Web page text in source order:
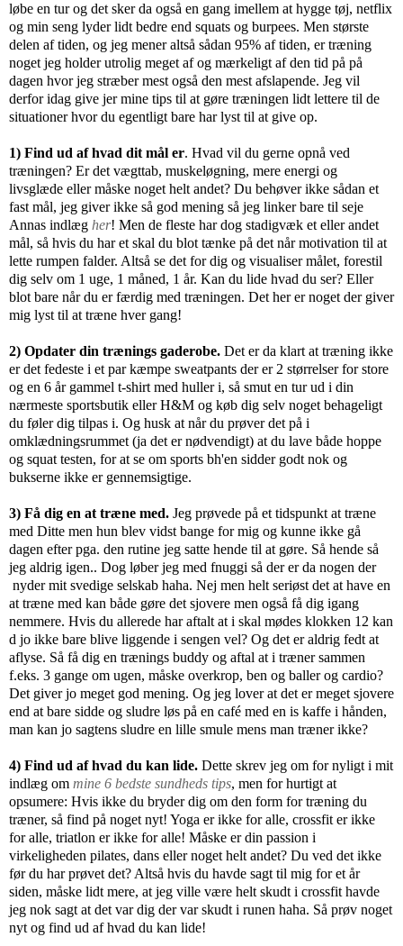
løbe en tur og det sker da også en gang imellem at hygge tøj, netflix
og min seng lyder lidt bedre end squats og burpees. Men største
delen af tiden, og jeg mener altså sådan 95% af tiden, er træning
noget jeg holder utrolig meget af og mærkeligt af den tid på på
dagen hvor jeg stræber mest også den mest afslapende. Jeg vil
derfor idag give jer mine tips til at gøre træningen lidt lettere til de
situationer hvor du egentligt bare har lyst til at give op.
1) Find ud af hvad dit mål er. Hvad vil du gerne opnå ved
træningen? Er det vægttab, muskeløgning, mere energi og
livsglæde eller måske noget helt andet? Du behøver ikke sådan et
fast mål, jeg giver ikke så god mening så jeg linker bare til seje
Annas indlæg her! Men de fleste har dog stadigvæk et eller andet
mål, så hvis du har et skal du blot tænke på det når motivation til at
lette rumpen falder. Altså se det for dig og visualiser målet, forestil
dig selv om 1 uge, 1 måned, 1 år. Kan du lide hvad du ser? Eller
blot bare når du er færdig med træningen. Det her er noget der giver
mig lyst til at træne hver gang!
2) Opdater din trænings gaderobe. Det er da klart at træning ikke
er det fedeste i et par kæmpe sweatpants der er 2 størrelser for store
og en 6 år gammel t-shirt med huller i, så smut en tur ud i din
nærmeste sportsbutik eller H&M og køb dig selv noget behageligt
du føler dig tilpas i. Og husk at når du prøver det på i
omklædningsrummet (ja det er nødvendigt) at du lave både hoppe
og squat testen, for at se om sports bh'en sidder godt nok og
bukserne ikke er gennemsigtige.
3) Få dig en at træne med. Jeg prøvede på et tidspunkt at træne
med Ditte men hun blev vidst bange for mig og kunne ikke gå
dagen efter pga. den rutine jeg satte hende til at gøre. Så hende så
jeg aldrig igen.. Dog løber jeg med fnuggi så der er da nogen der
nyder mit svedige selskab haha. Nej men helt seriøst det at have en
at træne med kan både gøre det sjovere men også få dig igang
nemmere. Hvis du allerede har aftalt at i skal mødes klokken 12 kan
d jo ikke bare blive liggende i sengen vel? Og det er aldrig fedt at
aflyse. Så få dig en trænings buddy og aftal at i træner sammen
f.eks. 3 gange om ugen, måske overkrop, ben og baller og cardio?
Det giver jo meget god mening. Og jeg lover at det er meget sjovere
end at bare sidde og sludre løs på en café med en is kaffe i hånden,
man kan jo sagtens sludre en lille smule mens man træner ikke?
4) Find ud af hvad du kan lide. Dette skrev jeg om for nyligt i mit
indlæg om mine 6 bedste sundheds tips, men for hurtigt at
opsumere: Hvis ikke du bryder dig om den form for træning du
træner, så find på noget nyt! Yoga er ikke for alle, crossfit er ikke
for alle, triatlon er ikke for alle! Måske er din passion i
virkeligheden pilates, dans eller noget helt andet? Du ved det ikke
før du har prøvet det? Altså hvis du havde sagt til mig for et år
siden, måske lidt mere, at jeg ville være helt skudt i crossfit havde
jeg nok sagt at det var dig der var skudt i runen haha. Så prøv noget
nyt og find ud af hvad du kan lide!